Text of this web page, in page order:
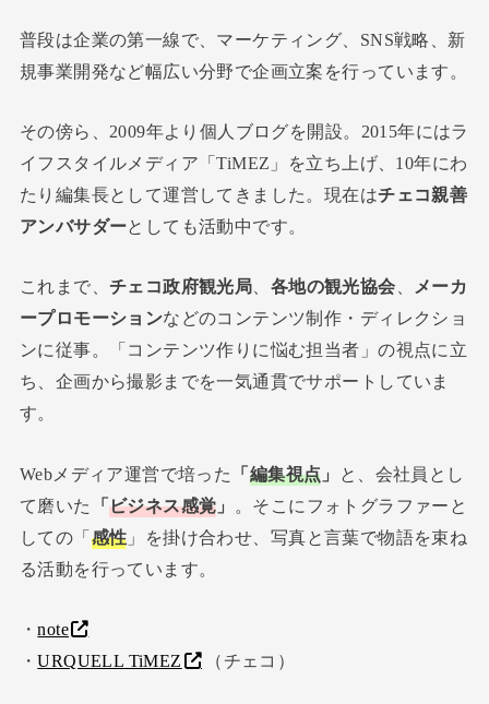
普段は企業の第一線で、マーケティング、SNS戦略、新
規事業開発など幅広い分野で企画立案を行っています。
その傍ら、2009年より個人ブログを開設。2015年にはラ
イフスタイルメディア「TiMEZ」を立ち上げ、10年にわ
たり編集長として運営してきました。現在はチェコ親善
アンバサダーとしても活動中です。
これまで、 チェコ政府観光局、 各地の観光協会、 メーカ
ープロモーションなどのコンテンツ制作・ディレクショ
ンに従事。「コンテンツ作りに悩む担当者」の視点に立
ち、企画から撮影までを一気通貫でサポートしていま
す。
Webメディア運営で培った 「編集視点 」
と、会社員とし
て磨いた
「ビジネス感覚 」
。そこにフォトグラファーと
しての「感性 」を掛け合わせ、写真と言葉で物語を束ね
る活動を行っています。
・note
・URQUELL TiMEZ （チェコ）